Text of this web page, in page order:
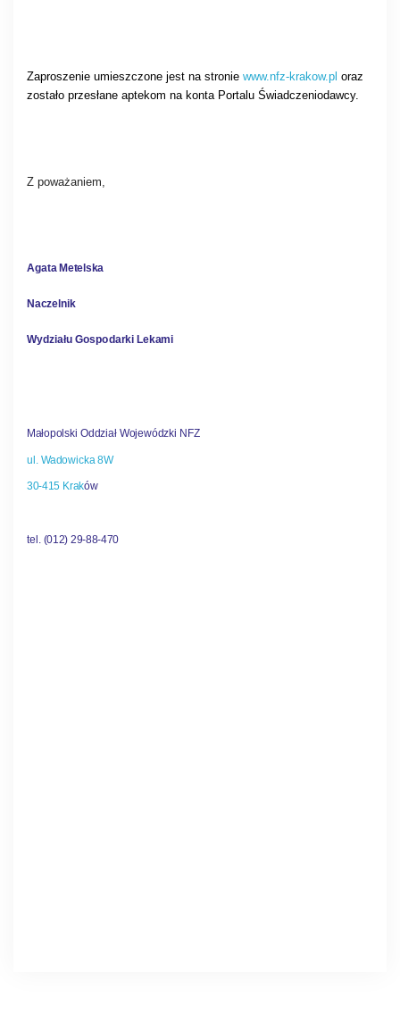
Zaproszenie umieszczone jest na stronie www.nfz-krakow.pl oraz
zostało przesłane aptekom na konta Portalu Świadczeniodawcy.
Z poważaniem,
Agata Metelska
Naczelnik
Wydziału Gospodarki Lekami
Małopolski Oddział Wojewódzki NFZ
ul. Wadowicka 8W
30-415 Kraków
tel. (012) 29-88-470